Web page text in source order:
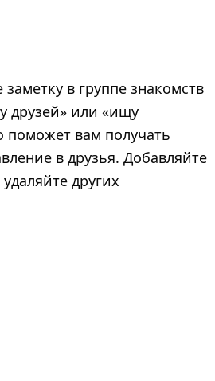
заметку в группе знакомств
друзей» или «ищу
поможет вам получать
в друзья. Добавляйте
других